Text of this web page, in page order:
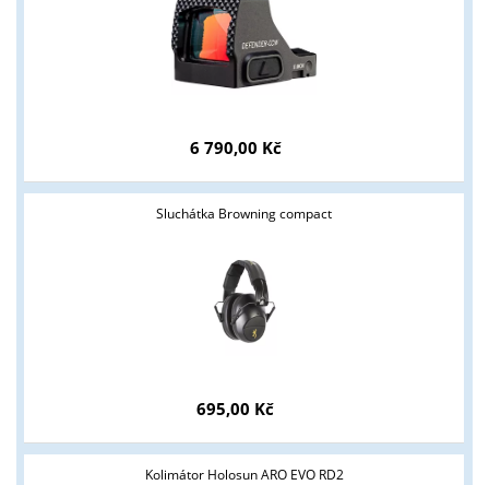
6 790,00 Kč
Sluchátka Browning compact
695,00 Kč
Kolimátor Holosun ARO EVO RD2
Tyto stránky jsou určeny pouze odborné veřejnosti od 18 let a
podnikatelům v oblasti zbraně a střelivo. Splňujete tyto
ANO NE